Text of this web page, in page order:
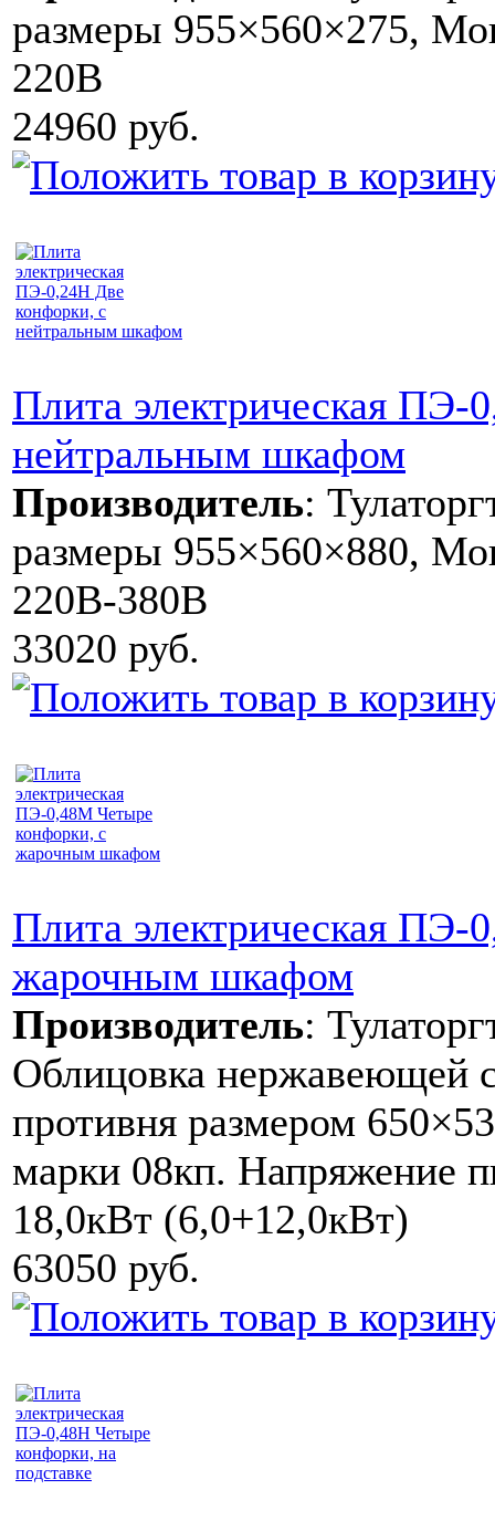
размеры 955×560×275,
220В
24960 руб.
Плита электрическая
нейтральным шкафом
Производитель:
размеры 955×560×880,
220В-380В
33020 руб.
Плита электрическая
жарочным шкафом
Производитель:
Облицовка нержавеющей
противня размером
марки 08кп. Напряжение
18,0кВт (6,0+12,0кВт)
63050 руб.